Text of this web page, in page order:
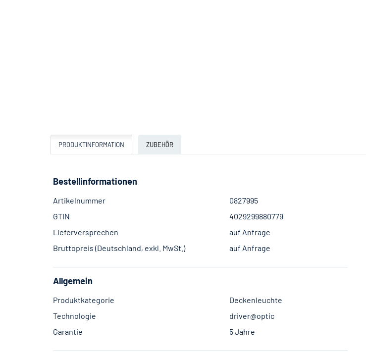
PRODUKTINFORMATION ZUBEHÖR
Bestellinformationen
Artikelnummer
0827995
GTIN
4029299880779
Lieferversprechen
auf Anfrage
Bruttopreis (Deutschland, exkl. MwSt.)
auf Anfrage
Allgemein
Produktkategorie
Deckenleuchte
Technologie
driver@optic
Garantie
5 Jahre